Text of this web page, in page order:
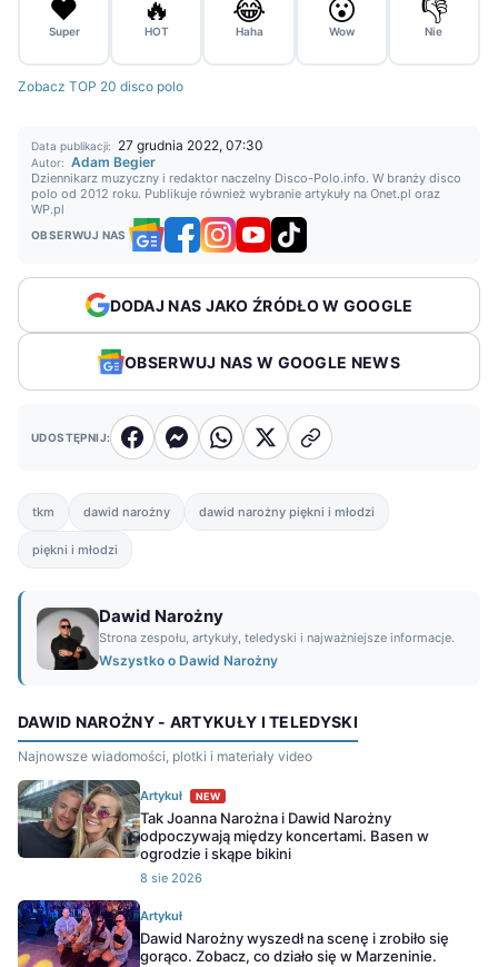
❤️
Super
🔥
HOT
😂
Haha
😮
Wow
👎
Nie
Zobacz TOP 20 disco polo
Data publikacji: 27 grudnia 2022, 07:30
Autor: Adam Begier
Dziennikarz muzyczny i redaktor naczelny Disco-Polo.info. W branży disco
polo od 2012 roku. Publikuje również wybranie artykuły na Onet.pl oraz
WP.pl
OBSERWUJ NAS
DODAJ NAS JAKO ŹRÓDŁO W GOOGLE
OBSERWUJ NAS W GOOGLE NEWS
UDOSTĘPNIJ:
tkm dawid narożny dawid narożny piękni i młodzi
piękni i młodzi
Dawid Narożny
Strona zespołu, artykuły, teledyski i najważniejsze informacje.
Wszystko o Dawid Narożny
DAWID NAROŻNY - ARTYKUŁY I TELEDYSKI
Najnowsze wiadomości, plotki i materiały video
Artykuł NEW
Tak Joanna Narożna i Dawid Narożny
odpoczywają między koncertami. Basen w
ogrodzie i skąpe bikini
8 sie 2026
Artykuł
Dawid Narożny wyszedł na scenę i zrobiło się
gorąco. Zobacz, co działo się w Marzeninie.